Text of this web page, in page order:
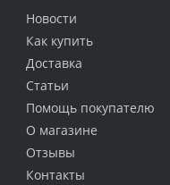
Новости
Как купить
Доставка
Статьи
Помощь покупателю
О магазине
Отзывы
Контакты